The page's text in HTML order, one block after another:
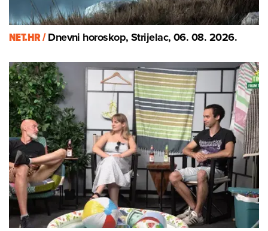
NET.HR /Dnevni horoskop, Strijelac, 06. 08. 2026.